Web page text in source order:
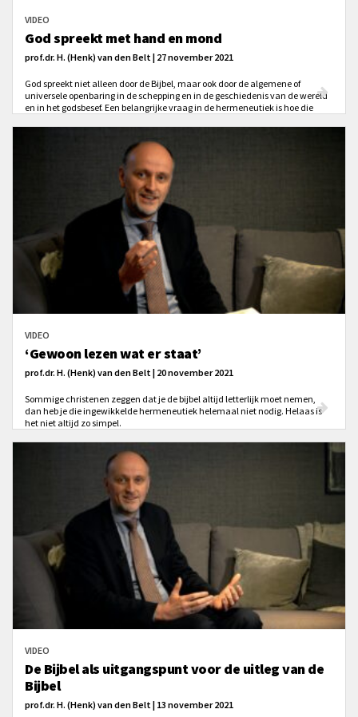
VIDEO
God spreekt met hand en mond
prof.dr. H. (Henk) van den Belt | 27 november 2021
God spreekt niet alleen door de Bijbel, maar ook door de algemene of
universele openbaring in de schepping en in de geschiedenis van de wereld
en in het godsbesef. Een belangrijke vraag in de hermeneutiek is hoe die
VIDEO
‘Gewoon lezen wat er staat’
prof.dr. H. (Henk) van den Belt | 20 november 2021
Sommige christenen zeggen dat je de bijbel altijd letterlijk moet nemen,
dan heb je die ingewikkelde hermeneutiek helemaal niet nodig. Helaas is
het niet altijd zo simpel.
VIDEO
De Bijbel als uitgangspunt voor de uitleg van de
Bijbel
prof.dr. H. (Henk) van den Belt | 13 november 2021